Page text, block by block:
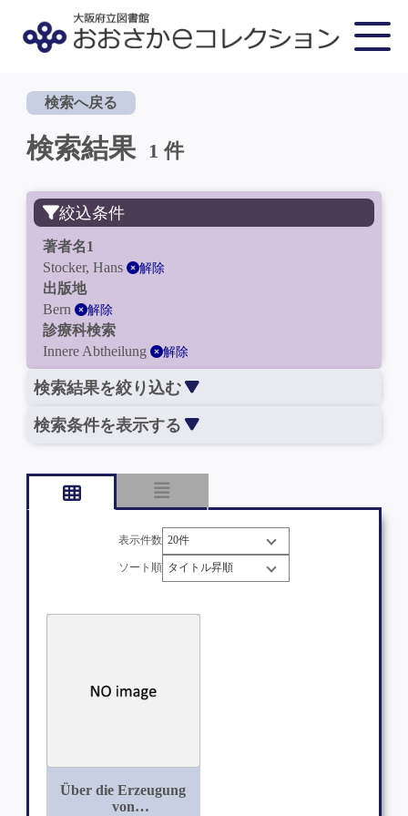
検索へ戻る
検索結果 1 件
絞込条件
著者名1
Stocker, Hans
解除
出版地
Bern
解除
診療科検索
Innere Abtheilung
解除
検索結果を絞り込む
検索条件を表示する
表示件数
ソート順
Über die Erzeugung
von